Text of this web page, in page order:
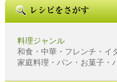
料理ジャンル
和食・中華・フレンチ・イ
家庭料理・パン・お菓子・